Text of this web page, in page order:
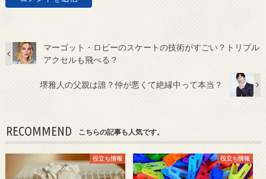
マーゴット・ロビーのスケートの技術がすごい？トリプル
アクセルも飛べる？
堺雅人の父親は誰？仲が悪くて絶縁中って本当？
RECOMMEND こちらの記事も人気です。
役立ち情報 役立ち情報